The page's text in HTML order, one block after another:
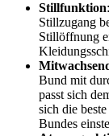
Stillfunktion
Stillzugang
Stillöffnung
Bund mit
passt sich
sich die
Bundes